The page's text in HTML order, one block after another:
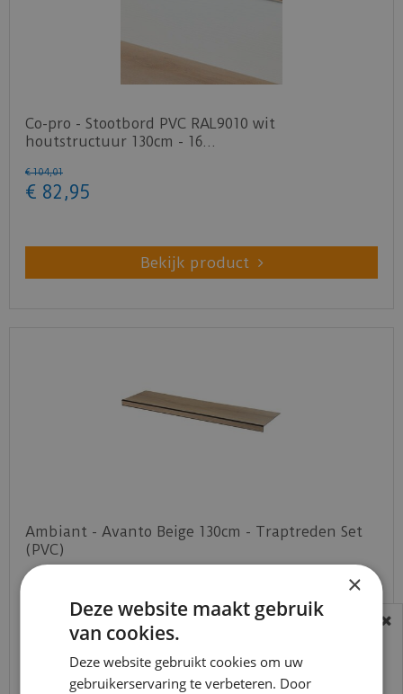
Co-pro - Stootbord PVC RAL9010 wit
houtstructuur 130cm - 16…
€ 104,01
€ 82 ,95
Bekijk product
Ambiant - Avanto Beige 130cm - Traptreden Set
(PVC)
95
Bekijk product
BEREIKBAARHEID
In verband met de vakantie periode zijn wij
t/m 14 augustus telefonisch helaas niet
×
Deze website maakt gebruik
van cookies.
Deze website gebruikt cookies om uw
gebruikerservaring te verbeteren. Door